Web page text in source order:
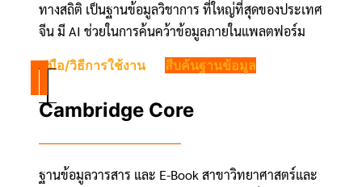
ทางสถิติ เป็นฐานข้อมูลวิชาการ ที่ใหญ่ที่สุดของประเทศ
จีน มี AI ช่วยในการค้นคว้าข้อมูลภายในแพลตฟอร์ม
คู่มือ/วิธีการใช้งาน สืบค้นฐานข้อมูล
Cambridge Core
ฐานข้อมูลวารสาร และ E-Book สาขาวิทยาศาสตร์และ